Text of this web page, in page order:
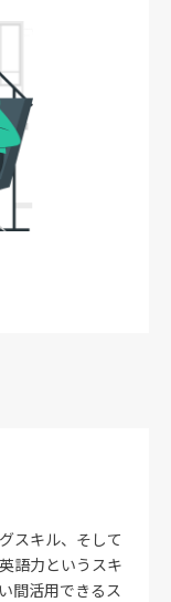
スキル、そして
語力というスキ
間活用できるス